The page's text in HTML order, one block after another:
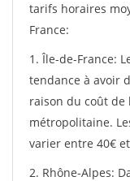
tarifs horaires
France:
1. Île-de-France:
tendance à avoir
raison du coût de
métropolitaine.
varier entre 40€
2. Rhône-Alpes: